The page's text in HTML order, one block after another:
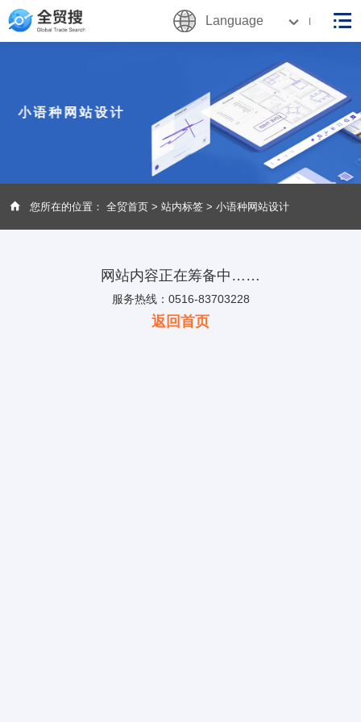
Language
小语种网站设计
您所在的位置： 全贸首页 > 站内标签 > 小语种网站设计
网站内容正在筹备中……
服务热线：0516-83703228
返回首页